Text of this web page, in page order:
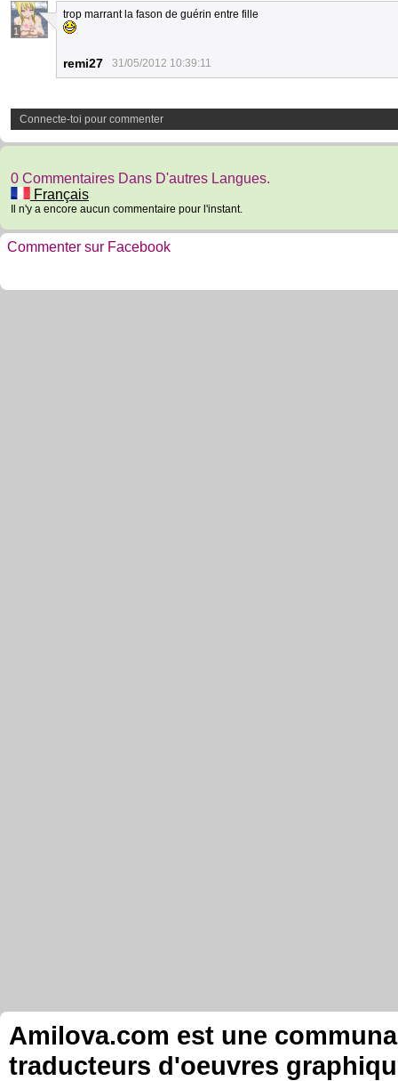
1
trop marrant la fason de guérin entre fille
remi27 31/05/2012 10:39:11
Connecte-toi pour commenter
0 Commentaires Dans D'autres Langues.
Français
Il n'y a encore aucun commentaire pour l'instant.
Commenter sur Facebook
Amilova.com est une
traducteurs d'oeuvres